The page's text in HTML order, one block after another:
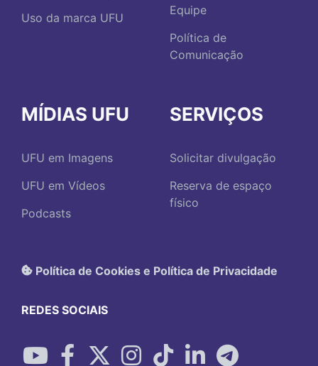
Uso da marca UFU
Equipe
Política de
Comunicação
MÍDIAS UFU
UFU em Imagens
UFU em Vídeos
Podcasts
SERVIÇOS
Solicitar divulgação
Reserva de espaço
físico
Política de Cookies e Política de Privacidade
REDES SOCIAIS